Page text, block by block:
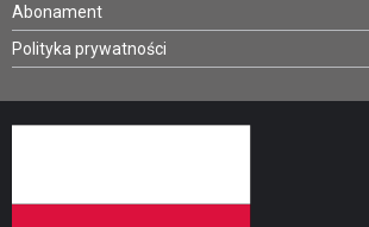
Abonament
Polityka prywatności